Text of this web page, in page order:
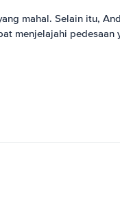
mahal. Selain itu,
menjelajahi pedesaan